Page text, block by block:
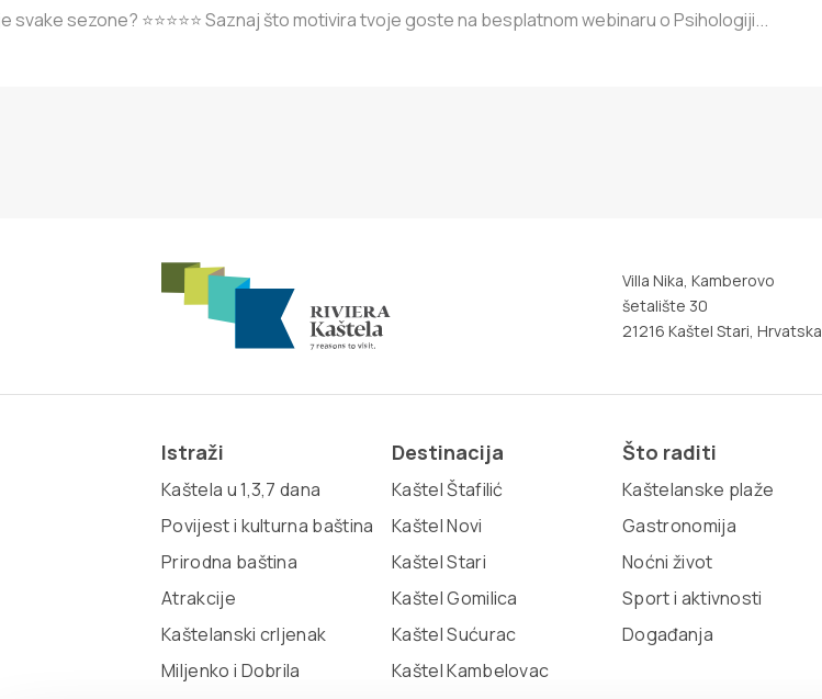
svake sezone? ⭐⭐⭐⭐⭐ Saznaj što motivira tvoje goste na besplatnom webinaru o Psihologiji...
Villa Nika, Kamberovo
šetalište 30
21216 Kaštel Stari, Hrvatska
Istraži
Kaštela u 1,3,7 dana
Povijest i kulturna baština
Prirodna baština
Atrakcije
Kaštelanski crljenak
Miljenko i Dobrila
Destinacija
Kaštel Štafilić
Kaštel Novi
Kaštel Stari
Kaštel Gomilica
Kaštel Sućurac
Kaštel Kambelovac
Što raditi
Kaštelanske plaže
Gastronomija
Noćni život
Sport i aktivnosti
Događanja